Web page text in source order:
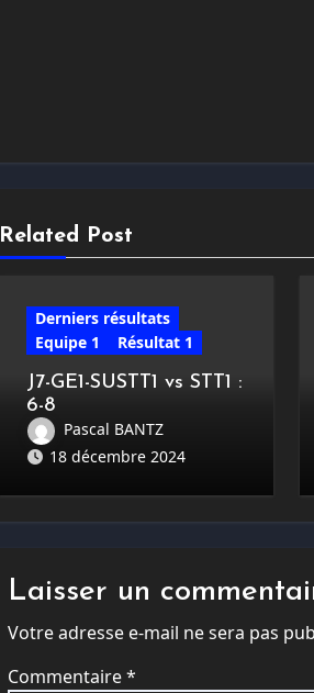
Related Post
Derniers résultats
Equipe 1
Résultat 1
J7-GE1-SUSTT1 vs STT1 :
6-8
Pascal BANTZ
18 décembre 2024
Laisser un
Votre adresse e-mail ne sera pas
Commentaire*